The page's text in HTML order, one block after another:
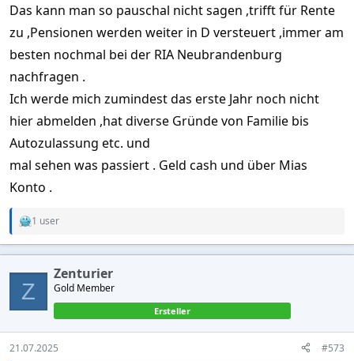
Das kann man so pauschal nicht sagen ,trifft für Rente
zu ,Pensionen werden weiter in D versteuert ,immer am
besten nochmal bei der RIA Neubrandenburg
nachfragen .
Ich werde mich zumindest das erste Jahr noch nicht
hier abmelden ,hat diverse Gründe von Familie bis
Autozulassung etc. und
mal sehen was passiert . Geld cash und über Mias
Konto .
R
t
o
n
1 user
Z
Zenturier
Gold Member
Ersteller
21.07.2025 #573